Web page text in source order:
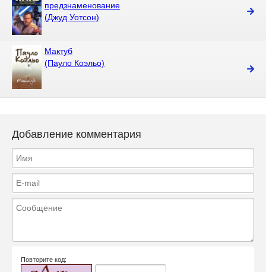
предзнаменование
(Джуд Уотсон)
Мактуб
(Пауло Коэльо)
Добавление комментария
Повторите код: